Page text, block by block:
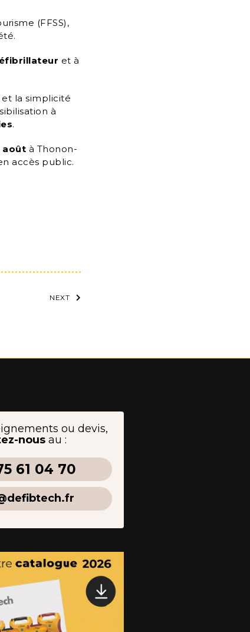
(FFSS),
et à
et la simplicité
à
.
août à Thonon-
accès public.
NEXT
ou devis,
nousau :
61 04 70